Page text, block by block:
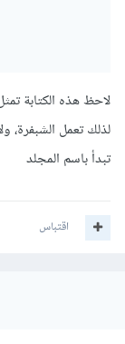
لذلك تعمل
تبدأ باسم المجلد
اقتباس